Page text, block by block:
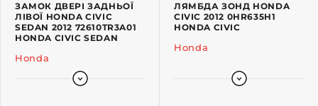
ЗАМОК ДВЕРІ ЗАДНЬОЇ
ЛІВОЇ HONDA CIVIC
SEDAN 2012 72610TR3A01
HONDA CIVIC SEDAN
Honda
ЛЯМБДА ЗОНД HONDA
CIVIC 2012 0HR635H1
HONDA CIVIC
Honda